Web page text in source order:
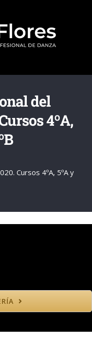
del
4ºA,
Cursos 4ºA, 5ºA y